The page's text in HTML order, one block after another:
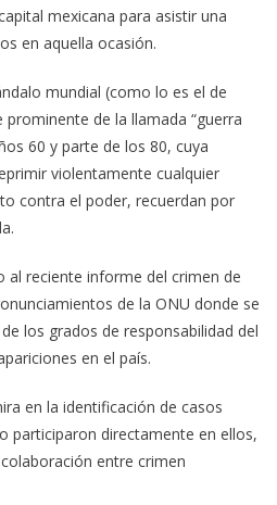
mexicana para asistir una
en aquella ocasión.
mundial (como lo es el de
de la llamada “guerra
60 y parte de los 80, cuya
violentamente cualquier
contra el poder, recuerdan por
al reciente informe del crimen de
de la ONU donde se
los grados de responsabilidad del
en el país.
en la identificación de casos
participaron directamente en ellos,
entre crimen